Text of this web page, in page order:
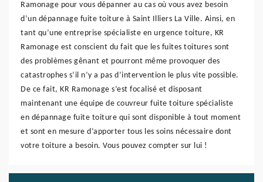
Ramonage pour vous dépanner au cas où vous avez besoin
d’un dépannage fuite toiture à Saint Illiers La Ville. Ainsi, en
tant qu’une entreprise spécialiste en urgence toiture, KR
Ramonage est conscient du fait que les fuites toitures sont
des problèmes gênant et pourront même provoquer des
catastrophes s’il n’y a pas d’intervention le plus vite possible.
De ce fait, KR Ramonage s’est focalisé et disposant
maintenant une équipe de couvreur fuite toiture spécialiste
en dépannage fuite toiture qui sont disponible à tout moment
et sont en mesure d’apporter tous les soins nécessaire dont
votre toiture a besoin. Vous pouvez compter sur lui !